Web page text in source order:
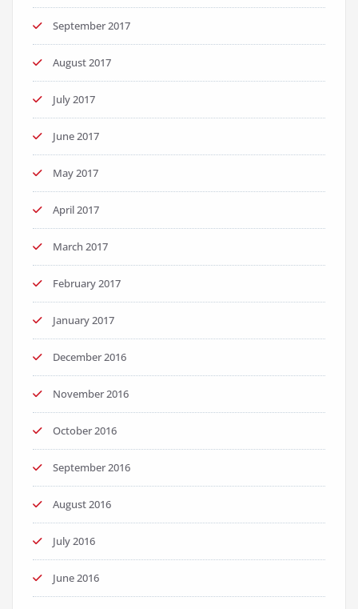
September 2017
August 2017
July 2017
June 2017
May 2017
April 2017
March 2017
February 2017
January 2017
December 2016
November 2016
October 2016
September 2016
August 2016
July 2016
June 2016